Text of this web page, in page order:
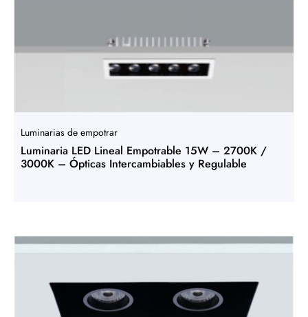
Luminarias de empotrar
Luminaria LED Lineal Empotrable 15W – 2700K /
3000K – Ópticas Intercambiables y Regulable